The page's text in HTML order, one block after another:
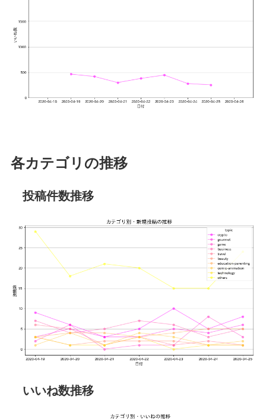
各カテゴリの推移
投稿件数推移
いいね数推移